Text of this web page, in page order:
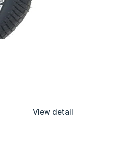
View detail